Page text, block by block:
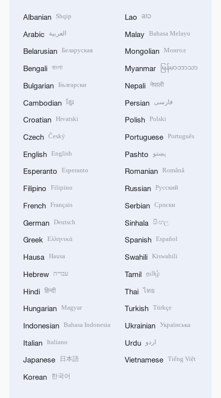
Albanian Shqip
Arabic العربية
Belarusian Беларуская
Bengali বাংলা
Bulgarian Български
Cambodian ខ្មែរ
Croatian Hrvatski
Czech Český
English English
Esperanto Esperanto
Filipino Filipino
French Français
German Deutsch
Greek Ελληνικά
Hausa Hausa
Hebrew עברית
Hindi हिन्दी
Hungarian Magyar
Indonesian Bahasa Indonesia
Italian Italiano
Japanese 日本語
Korean 한국어
Lao ລາວ
Malay Bahasa Melayu
Mongolian Монгол
Myanmar မြန်မာဘာသာ
Nepali नेपाली
Persian فارسی
Polish Polski
Portuguese Português
Pashto پښتو
Romanian Română
Russian Русский
Serbian Српски
Sinhala සිංහල
Spanish Español
Swahili Kiswahili
Tamil தமிழ்
Thai ไทย
Turkish Türkçe
Ukrainian Українська
Urdu اردو
Vietnamese Tiếng Việt